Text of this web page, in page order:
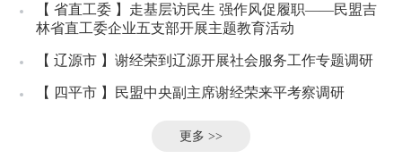
【省直工委 】走基层访民生 强作风促履职——民盟吉
林省直工委企业五支部开展主题教育活动
【辽源市 】谢经荣到辽源开展社会服务工作专题调研
【 四平市 】民盟中央副主席谢经荣来平考察调研
更多 >>